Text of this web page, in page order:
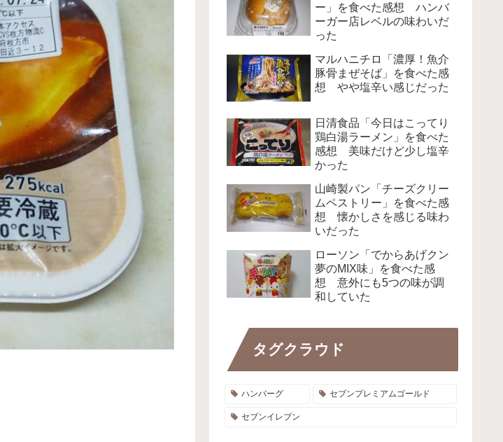
ー」を食べた感想 ハンバ
ーガー店レベルの味わいだ
った
マルハニチロ「濃厚！魚介
豚骨まぜそば」を食べた感
想 やや塩辛い感じだった
日清食品「今日はこってり
鶏白湯ラーメン」を食べた
感想 美味だけど少し塩辛
かった
山崎製パン「チーズクリー
ムペストリー」を食べた感
想 懐かしさを感じる味わ
いだった
ローソン「でからあげクン
夢のMIX味」を食べた感
想 意外にも5つの味が調
和していた
タグクラウド
ハンバーグ セブンプレミアムゴールド
セブンイレブン